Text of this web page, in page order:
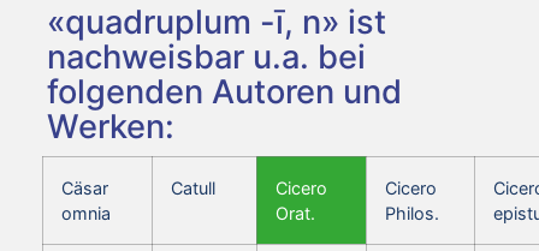
«quadruplum -ī, n» ist
nachweisbar u.a. bei
folgenden Autoren und
Werken:
Cäsar
omnia
Catull
Cicero
Orat.
Cicero
Philos.